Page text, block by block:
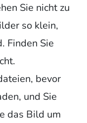
Sie nicht zu
so klein,
Finden Sie
bevor
und Sie
das Bild um